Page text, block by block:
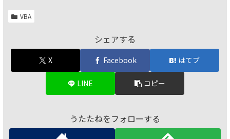
VBA
シェアする
X Facebook はてブ
LINE コピー
うたたねをフォローする